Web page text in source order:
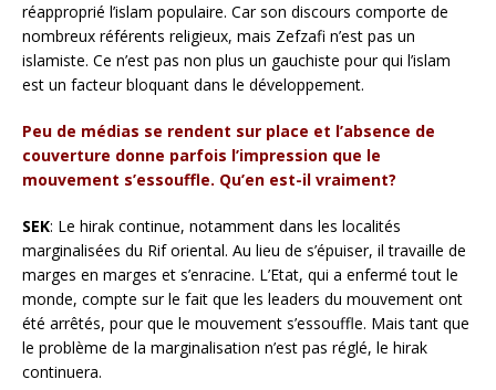
réapproprié l’islam populaire. Car son discours comporte de
nombreux référents religieux, mais Zefzafi n’est pas un
islamiste. Ce n’est pas non plus un gauchiste pour qui l’islam
est un facteur bloquant dans le développement.
Peu de médias se rendent sur place et l’absence de
couverture donne parfois l’impression que le
mouvement s’essouffle. Qu’en est-il vraiment?
SEK: Le hirak continue, notamment dans les localités
marginalisées du Rif oriental. Au lieu de s’épuiser, il travaille de
marges en marges et s’enracine. L’Etat, qui a enfermé tout le
monde, compte sur le fait que les leaders du mouvement ont
été arrêtés, pour que le mouvement s’essouffle. Mais tant que
le problème de la marginalisation n’est pas réglé, le hirak
continuera.